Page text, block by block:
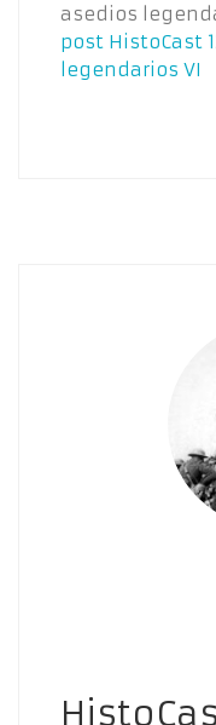
asedios
post HistoCast
legendarios VI